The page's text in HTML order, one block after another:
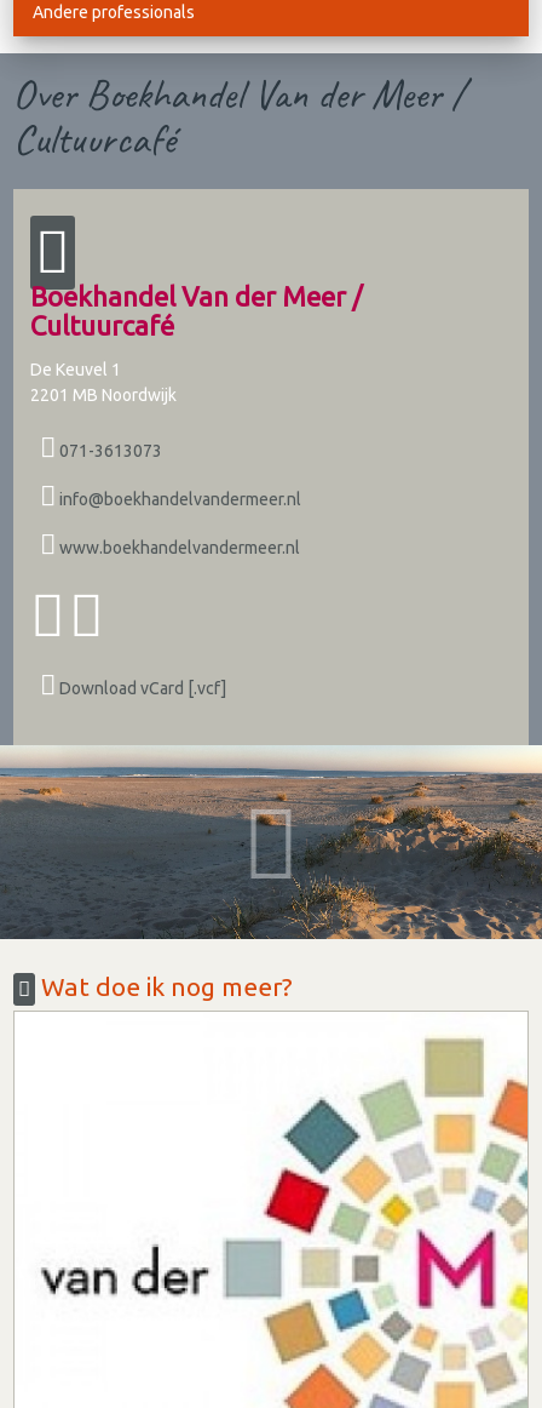
Andere professionals
Over Boekhandel Van der Meer /
Cultuurcafé
Boekhandel Van der Meer /
Cultuurcafé
De Keuvel 1
2201 MB Noordwijk
071-3613073
info@boekhandelvandermeer.nl
www.boekhandelvandermeer.nl
Download vCard [.vcf]
Wat doe ik nog meer?